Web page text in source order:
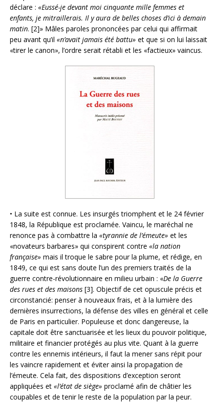
déclare : «Eussé-je devant moi cinquante mille femmes et
enfants, je mitraillerais. Il y aura de belles choses d’ici à demain
matin. [2]» Mâles paroles prononcées par celui qui affirmait
peu avant qu’il «n’avait jamais été battu» et que si on lui laissait
«tirer le canon», l’ordre serait rétabli et les «factieux» vaincus.
• La suite est connue. Les insurgés triomphent et le 24 février
1848, la République est proclamée. Vaincu, le maréchal ne
renonce pas à combattre la «tyrannie de l’émeute» et les
«novateurs barbares» qui conspirent contre «la nation
française» mais il troque le sabre pour la plume, et rédige, en
1849, ce qui est sans doute l’un des premiers traités de la
guerre contre-révolutionnaire en milieu urbain : «De la Guerre
des rues et des maisons [3]. Objectif de cet opuscule précis et
circonstancié: penser à nouveaux frais, et à la lumière des
dernières insurrections, la défense des villes en général et celle
de Paris en particulier. Populeuse et donc dangereuse, la
capitale doit être sanctuarisée et les lieux du pouvoir politique,
militaire et financier protégés au plus vite. Quant à la guerre
contre les ennemis intérieurs, il faut la mener sans répit pour
les vaincre rapidement et éviter ainsi la propagation de
l’émeute. Cela fait, des dispositions d’exception seront
appliquées et «l’état de siège» proclamé afin de châtier les
coupables et de tenir le reste de la population par la peur.